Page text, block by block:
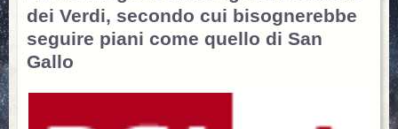
dei Verdi, secondo cui bisognerebbe
seguire piani come quello di San
Gallo